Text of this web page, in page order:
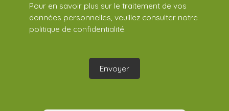
Pour en savoir plus sur le traitement de vos
données personnelles, veuillez consulter notre
politique de confidentialité.
Envoyer